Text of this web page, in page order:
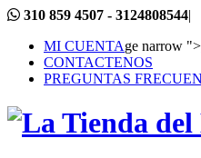
310 859 4507 - 3124808544|
MI CUENTAge narrow ">
CONTACTENOS
PREGUNTAS